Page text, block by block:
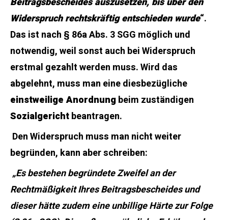
Widerspruch rechtskräftig entschieden wurde“.
Das ist nach § 86a Abs. 3 SGG möglich und
notwendig, weil sonst auch bei Widerspruch
erstmal gezahlt werden muss. Wird das
abgelehnt, muss man eine diesbezügliche
einstweilige Anordnungbeim zuständigen
Sozialgerichtbeantragen.
Den Widerspruch muss man nicht weiter
begründen, kann aber schreiben:
„Es bestehen begründete Zweifel an der
Rechtmäßigkeit Ihres Beitragsbescheides und
dieser hätte zudem eine unbillige Härte zur Folge